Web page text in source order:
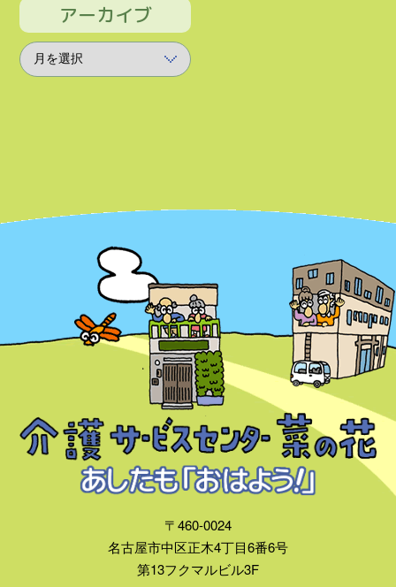
アーカイブ
〒460-0024
名古屋市中区正木4丁目6番6号
第13フクマルビル3F